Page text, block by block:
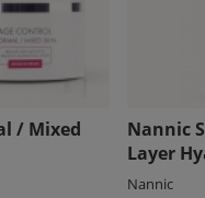
/ Mixed
Nannic
Layer
Nannic